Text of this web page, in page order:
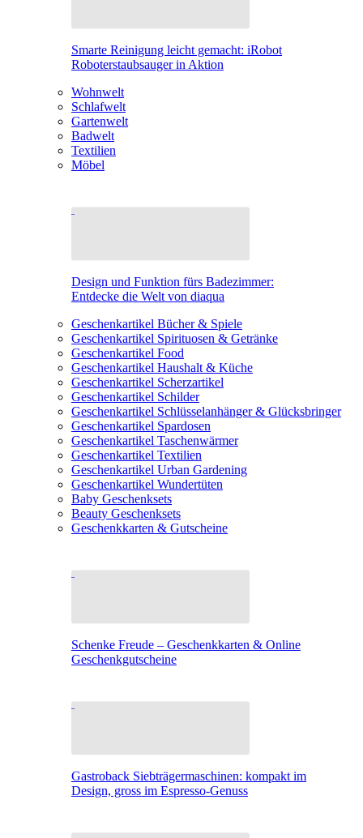
Smarte Reinigung leicht gemacht: iRobot
Roboterstaubsauger in Aktion
Wohnwelt
Schlafwelt
Gartenwelt
Badwelt
Textilien
Möbel
Design und Funktion fürs Badezimmer:
Entdecke die Welt von diaqua
Geschenkartikel Bücher & Spiele
Geschenkartikel Spirituosen & Getränke
Geschenkartikel Food
Geschenkartikel Haushalt & Küche
Geschenkartikel Scherzartikel
Geschenkartikel Schilder
Geschenkartikel Schlüsselanhänger & Glücksbringer
Geschenkartikel Spardosen
Geschenkartikel Taschenwärmer
Geschenkartikel Textilien
Geschenkartikel Urban Gardening
Geschenkartikel Wundertüten
Baby Geschenksets
Beauty Geschenksets
Geschenkkarten & Gutscheine
Schenke Freude – Geschenkkarten & Online
Geschenkgutscheine
Gastroback Siebträgermaschinen: kompakt im
Design, gross im Espresso-Genuss